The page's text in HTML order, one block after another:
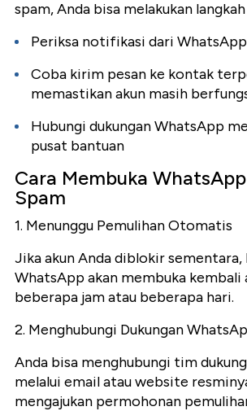
spam, Anda bisa melakukan
Periksa notifikasi dari WhatsApp
Coba kirim pesan ke kontak
memastikan akun masih
Hubungi dukungan WhatsApp
pusat bantuan
Cara Membuka
Spam
1. Menunggu Pemulihan Otomatis
Jika akun Anda diblokir sementara,
WhatsApp akan membuka kembali
beberapa jam atau beberapa hari.
2. Menghubungi Dukungan
Anda bisa menghubungi tim
melalui email atau website
mengajukan permohonan